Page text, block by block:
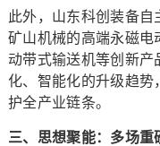
此外，山东科创装备
矿山机械的高端永磁电
动带式输送机等创新产
化、智能化的升级趋
护全产业链条。
三、思想聚能：多场重